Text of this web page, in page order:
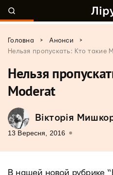
Головна > Анонси
>
Нельзя пропускать: Кто такие
Нельзя
Moderat
Вікторія
13 Вересня, 2016
В нашей новой рубрике